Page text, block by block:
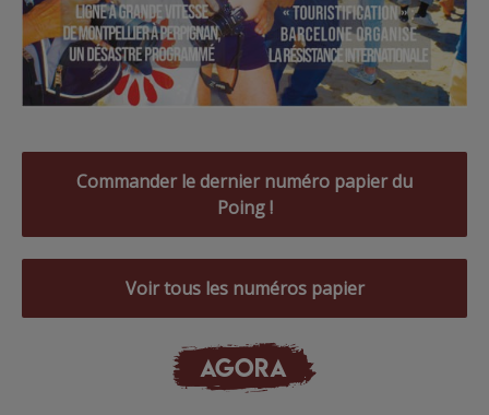
Commander le dernier numéro papier du
Poing !
Voir tous les numéros papier
AGORA